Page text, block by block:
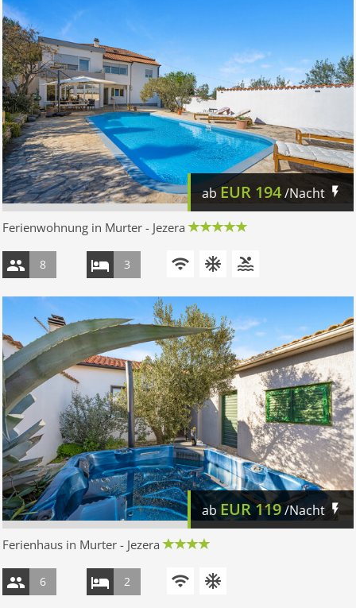
abEUR 194/Nacht
Ferienwohnung in Murter - Jezera
8 3
ab EUR119/Nacht
Ferienhaus in Murter - Jezera
6 2